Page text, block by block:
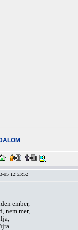
05 12:53:52
ember,
nem mer,